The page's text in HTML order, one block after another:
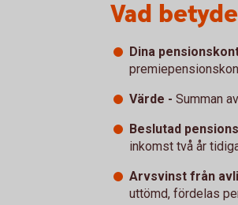
Vad
Dina
Värde - Summan
Beslutad
inkomst två år
Arvsvinst från
uttömd, fördelas